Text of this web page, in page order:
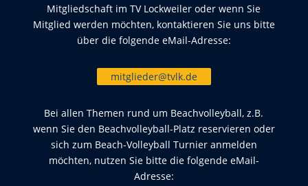
Mitgliedschaft im TV Lockweiler oder wenn Sie
Mitglied werden möchten, kontaktieren Sie uns bitte
über die folgende eMail-Adresse:
mitglieder@tvlk.de
Bei allen Themen rund um Beachvolleyball, z.B.
wenn Sie den Beachvolleyball-Platz reservieren oder
sich zum Beach-Volleyball Turnier anmelden
möchten, nutzen Sie bitte die folgende eMail-
Adresse: